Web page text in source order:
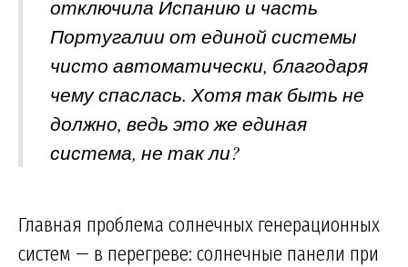
отключила Испанию и часть
Португалии от единой системы
чисто автоматически, благодаря
чему спаслась. Хотя так быть не
должно, ведь это же единая
система, не так ли?
Главная проблема солнечных генерационных
систем — в перегреве: солнечные панели при